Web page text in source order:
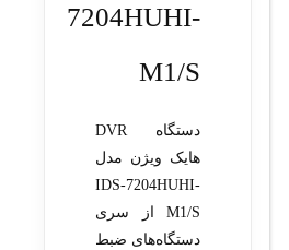
7204HUHI-
M1/S
دستگاه DVR
هایک ویژن مدل
IDS-7204HUHI-
M1/S از سری
دستگاه‌های ضبط